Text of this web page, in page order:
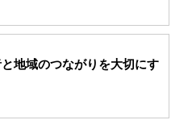
地域のつながりを大切にす